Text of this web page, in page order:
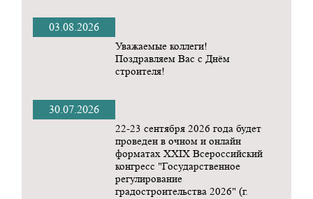
03.08.2026
Уважаемые коллеги!
Поздравляем Вас с Днём
строителя!
30.07.2026
22-23 сентября 2026 года будет
проведен в очном и онлайн
форматах ХХIX Всероссийский
конгресс "Государственное
регулирование
градостроительства 2026" (г.